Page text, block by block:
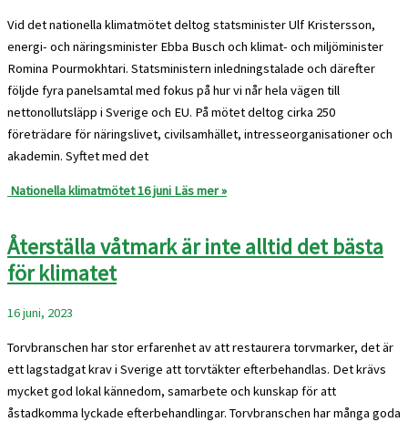
Vid det nationella klimatmötet deltog statsminister Ulf Kristersson,
energi- och näringsminister Ebba Busch och klimat- och miljöminister
Romina Pourmokhtari. Statsministern inledningstalade och därefter
följde fyra panelsamtal med fokus på hur vi når hela vägen till
nettonollutsläpp i Sverige och EU. På mötet deltog cirka 250
företrädare för näringslivet, civilsamhället, intresseorganisationer och
akademin. Syftet med det
Nationella klimatmötet 16 juni Läs mer »
Återställa våtmark är inte alltid det bästa
för klimatet
16 juni, 2023
Torvbranschen har stor erfarenhet av att restaurera torvmarker, det är
ett lagstadgat krav i Sverige att torvtäkter efterbehandlas. Det krävs
mycket god lokal kännedom, samarbete och kunskap för att
åstadkomma lyckade efterbehandlingar. Torvbranschen har många goda